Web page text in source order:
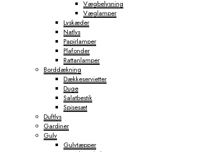
Vægbelysning
Væglamper
Lyskæder
Natlys
Papirlamper
Plafonder
Rattanlamper
Borddækning
Dækkeservietter
Duge
Salatbestik
Spisesæt
Duftlys
Gardiner
Gulv
Gulvtæpper